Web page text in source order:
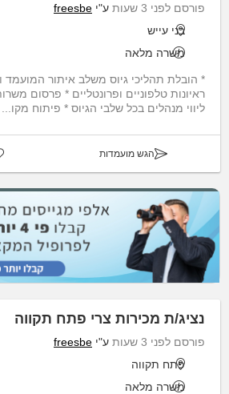
פורסם לפני 3 שעות ע"י freesbe
בני עייש
משרה מלאה
* הובלת תהליכי גיוס משלב איתור המועמד
ראיונות טלפוניים ופרונטליים * פרסום
ליווי מנהלים בכל שלבי הגיוס * פיתוח מקו...
הגש מועמדות
נציג/ת מכירות צרי פתח תקווה
פורסם לפני 3 שעות ע"י freesbe
פתח תקווה
משרה מלאה